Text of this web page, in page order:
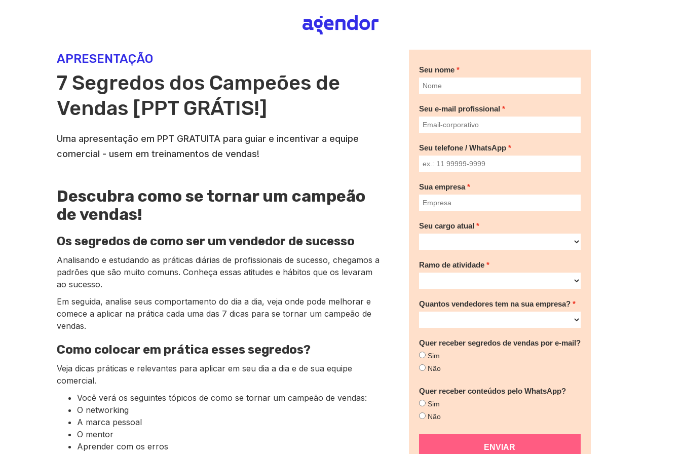
APRESENTAÇÃO
7 Segredos dos Campeões de
Vendas [PPT GRÁTIS!]
Uma apresentação em PPT GRATUITA para guiar e incentivar a equipe
comercial - usem em treinamentos de vendas!
Descubra como se tornar um campeão
de vendas!
Os segredos de como ser um vendedor de sucesso
Analisando e estudando as práticas diárias de profissionais de sucesso, chegamos a
padrões que são muito comuns. Conheça essas atitudes e hábitos que os levaram
ao sucesso.
Em seguida, analise seus comportamento do dia a dia, veja onde pode melhorar e
comece a aplicar na prática cada uma das 7 dicas para se tornar um campeão de
vendas.
Como colocar em prática esses segredos?
Veja dicas práticas e relevantes para aplicar em seu dia a dia e de sua equipe
comercial.
Você verá os seguintes tópicos de como se tornar um campeão de vendas:
O networking
A marca pessoal
O mentor
Aprender com os erros
Seu nome
Seu e-mail profissional
Seu telefone / WhatsApp
Sua empresa
Seu cargo atual
Ramo de atividade
Quantos vendedores tem na sua empresa?
Quer receber segredos de vendas por e-mail?
Sim
Não
Quer receber conteúdos pelo WhatsApp?
Sim
Não
ENVIAR